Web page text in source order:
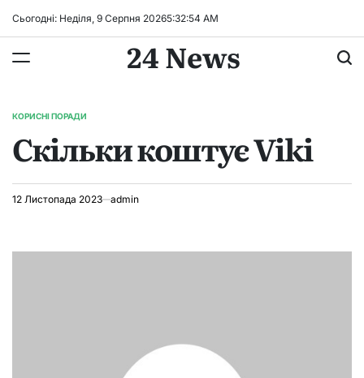
Сьогодні: Неділя, 9 Серпня 20265:32:54 AM
24 News
ОПУБЛІКУВАТИ
КОРИСНІ ПОРАДИ
Скільки коштує Viki
12 Листопада 2023 admin